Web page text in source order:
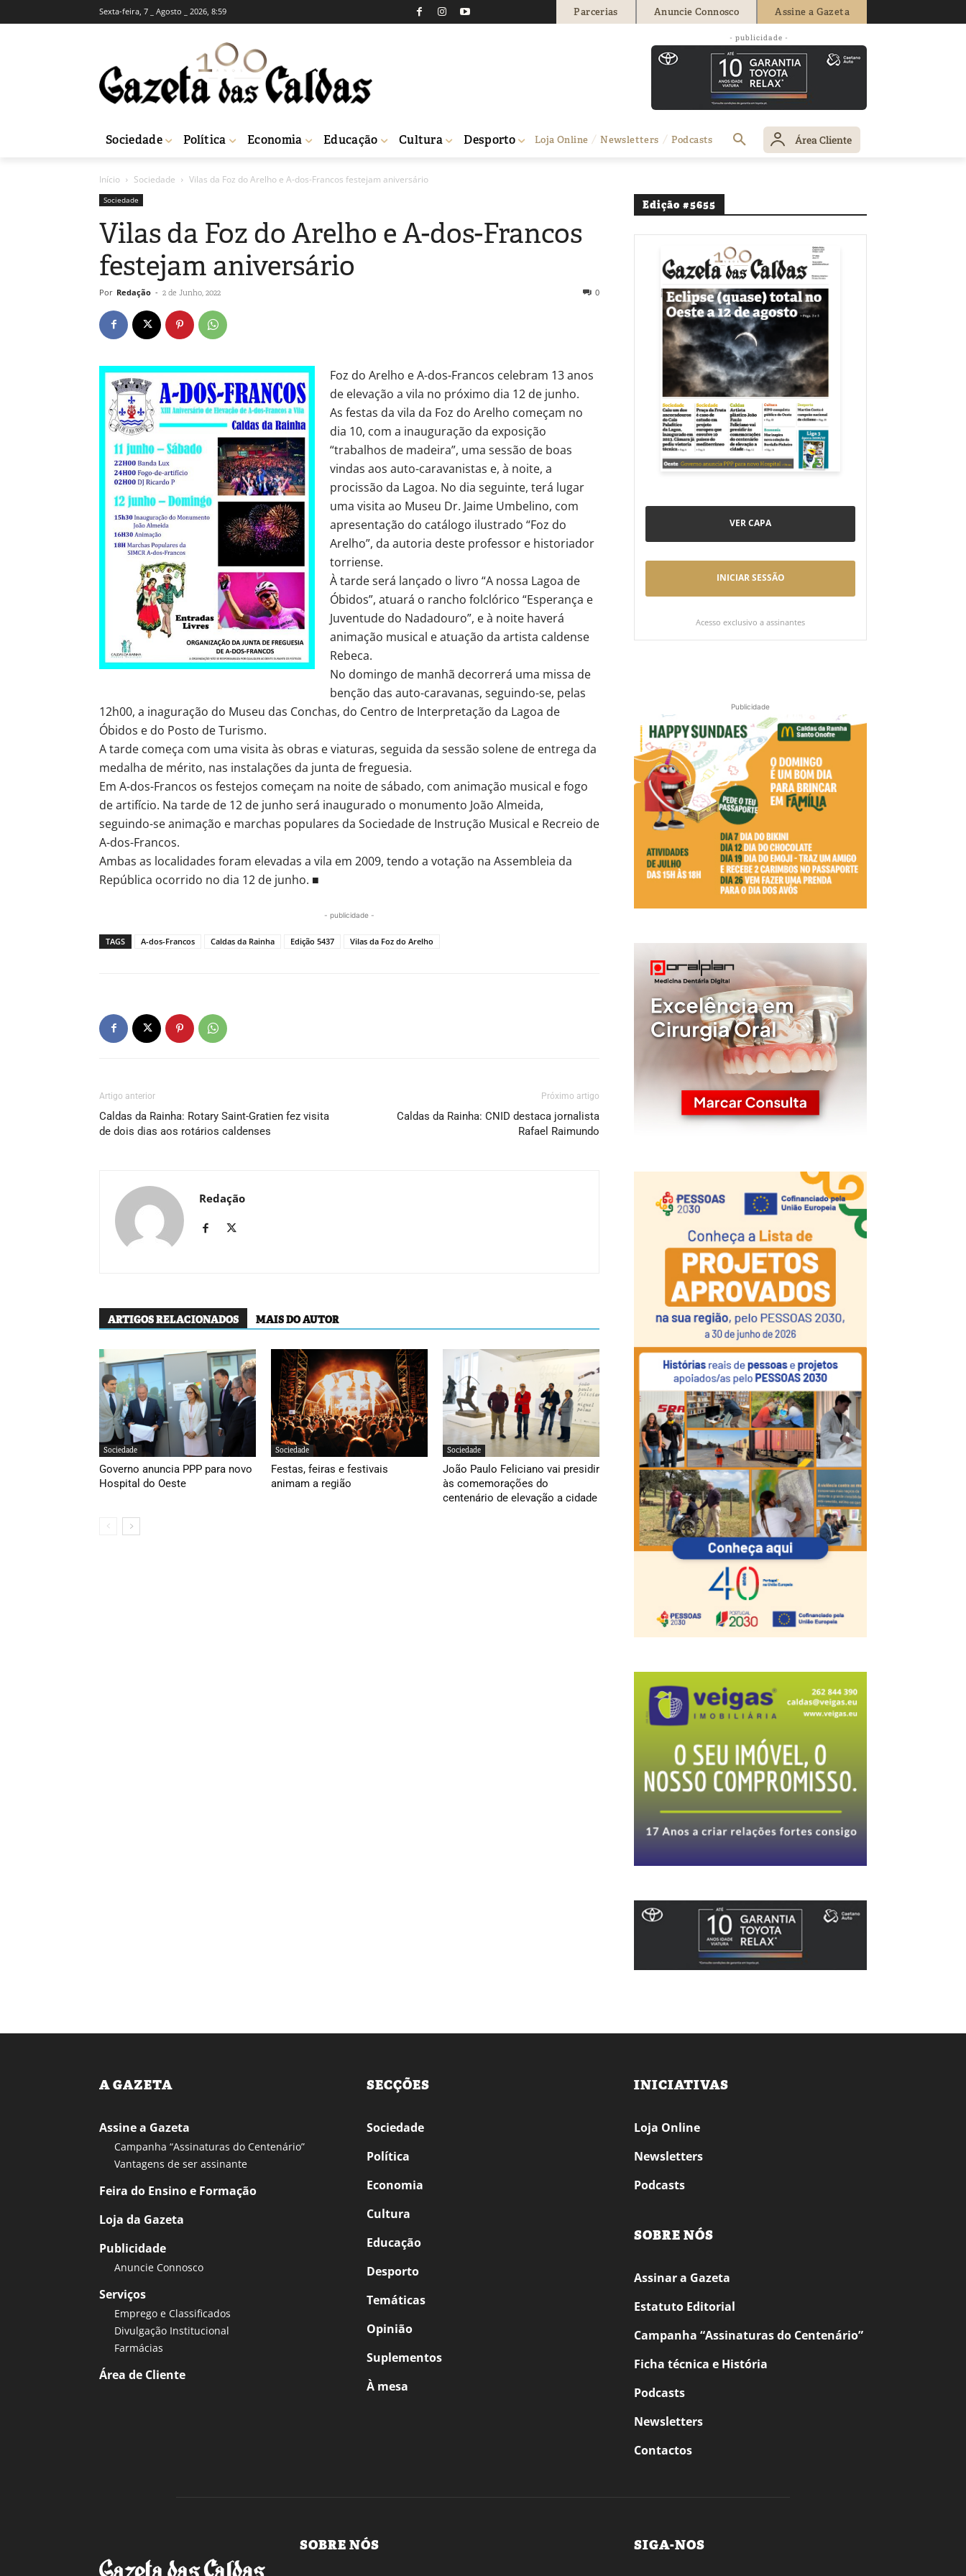
Sexta-feira, 7 _ Agosto _ 2026, 8:59 Parcerias Anuncie Connosco Assine a Gazeta
- publicidade -
Sociedade Política Economia Educação Cultura Desporto Loja Online Newsletters Podcasts Área Cliente
Início Sociedade Vilas da Foz do Arelho e A-dos-Francos festejam aniversário
Sociedade
Vilas da Foz do Arelho e A-dos-Francos
festejam aniversário
Por Redação - 2 de Junho, 2022 0
Foz do Arelho e A-dos-Francos celebram 13 anos
de elevação a vila no próximo dia 12 de junho.
As festas da vila da Foz do Arelho começam no
dia 10, com a inauguração da exposição
“trabalhos de madeira”, uma sessão de boas
vindas aos auto-caravanistas e, à noite, a
procissão da Lagoa. No dia seguinte, terá lugar
uma visita ao Museu Dr. Jaime Umbelino, com
apresentação do catálogo ilustrado “Foz do
Arelho”, da autoria deste professor e historiador
torriense.
À tarde será lançado o livro “A nossa Lagoa de
Óbidos”, atuará o rancho folclórico “Esperança e
Juventude do Nadadouro”, e à noite haverá
animação musical e atuação da artista caldense
Rebeca.
No domingo de manhã decorrerá uma missa de
benção das auto-caravanas, seguindo-se, pelas
12h00, a inaguração do Museu das Conchas, do Centro de Interpretação da Lagoa de
Óbidos e do Posto de Turismo.
A tarde começa com uma visita às obras e viaturas, seguida da sessão solene de entrega da
medalha de mérito, nas instalações da junta de freguesia.
Em A-dos-Francos os festejos começam na noite de sábado, com animação musical e fogo
de artifício. Na tarde de 12 de junho será inaugurado o monumento João Almeida,
seguindo-se animação e marchas populares da Sociedade de Instrução Musical e Recreio de
A-dos-Francos.
Ambas as localidades foram elevadas a vila em 2009, tendo a votação na Assembleia da
República ocorrido no dia 12 de junho. ■
- publicidade -
TAGS A-dos-Francos Caldas da Rainha Edição 5437 Vilas da Foz do Arelho
Artigo anterior
Caldas da Rainha: Rotary Saint-Gratien fez visita
de dois dias aos rotários caldenses
Próximo artigo
Caldas da Rainha: CNID destaca jornalista
Rafael Raimundo
Redação
ARTIGOS RELACIONADOS MAIS DO AUTOR
Sociedade
Governo anuncia PPP para novo
Hospital do Oeste
Sociedade
Festas, feiras e festivais
animam a região
Sociedade
João Paulo Feliciano vai presidir
às comemorações do
centenário de elevação a cidade
Edição #5655
VER CAPA
INICIAR SESSÃO
Acesso exclusivo a assinantes
Publicidade
A GAZETA
Assine a Gazeta
Campanha “Assinaturas do Centenário”
Vantagens de ser assinante
Feira do Ensino e Formação
Loja da Gazeta
Publicidade
Anuncie Connosco
Serviços
Emprego e Classificados
Divulgação Institucional
Farmácias
Área de Cliente
SECÇÕES
Sociedade
Política
Economia
Cultura
Educação
Desporto
Temáticas
Opinião
Suplementos
À mesa
INICIATIVAS
Loja Online
Newsletters
Podcasts
SOBRE NÓS
Assinar a Gazeta
Estatuto Editorial
Campanha “Assinaturas do Centenário”
Ficha técnica e História
Podcasts
Newsletters
Contactos
SOBRE NÓS SIGA-NOS